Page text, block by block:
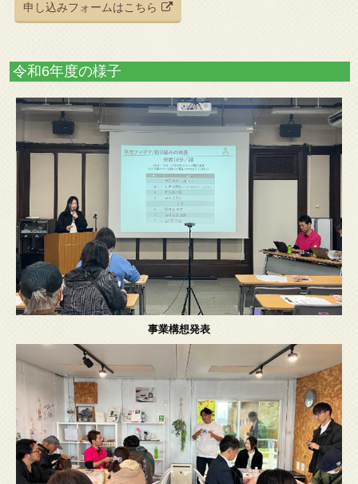
申し込みフォームはこちら
令和6年度の様子
事業構想発表